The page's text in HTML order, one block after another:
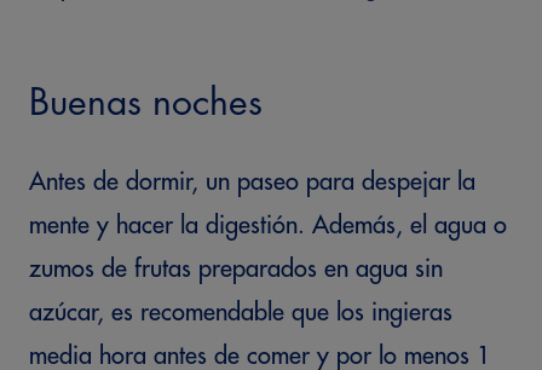
Buenas noches
Antes de dormir, un paseo para despejar la
mente y hacer la digestión. Además, el agua o
zumos de frutas preparados en agua sin
azúcar, es recomendable que los ingieras
media hora antes de comer y por lo menos 1